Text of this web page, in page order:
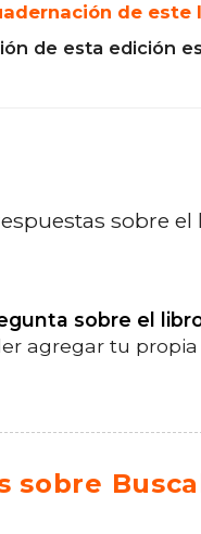
de este
de esta edición
sobre el
sobre el
agregar tu
sobre